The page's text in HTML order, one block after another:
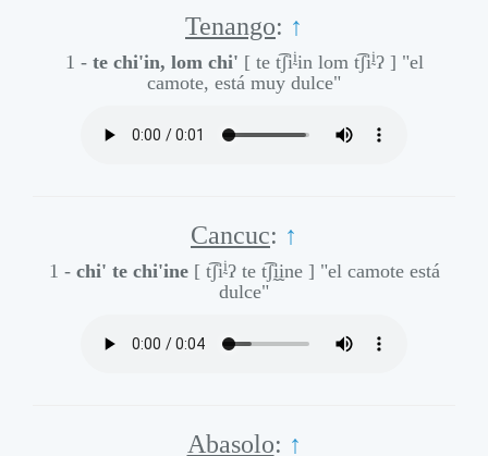
Tenango: ↑
1 - te chi'in, lom chi' [ te t͡ʃiḭin lom t͡ʃiḭʔ ] "el
camote, está muy dulce"
Cancuc: ↑
1 - chi' te chi'ine [ t͡ʃiḭʔ te t͡ʃḭḭne ] "el camote está
dulce"
Abasolo: ↑